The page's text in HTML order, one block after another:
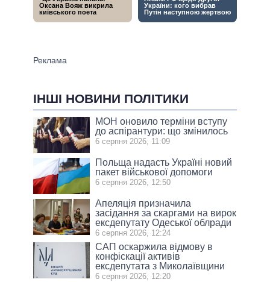
ІНШІ НОВИНИ ПОЛІТИКИ
МОН оновило терміни вступу
до аспірантури: що змінилось
6 серпня 2026, 11:09
Польща надасть Україні новий
пакет військової допомоги
6 серпня 2026, 12:50
Апеляція призначила
засідання за скаргами на вирок
ексдепутату Одеської облради
6 серпня 2026, 12:24
САП оскаржила відмову в
конфіскації активів
ексдепутата з Миколаївщини
6 серпня 2026, 12:20